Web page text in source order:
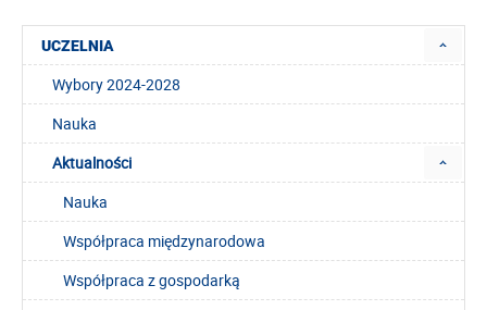
UCZELNIA
Wybory 2024-2028
Nauka
Aktualności
Nauka
Współpraca międzynarodowa
Współpraca z gospodarką